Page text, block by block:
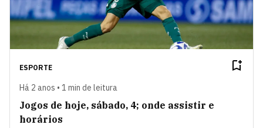
ESPORTE
Há 2 anos • 1 min de leitura
Jogos de hoje, sábado, 4; onde assistir e
horários